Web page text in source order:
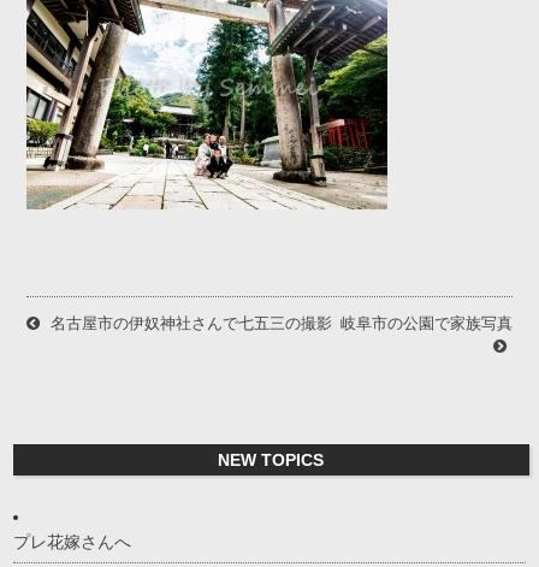
名古屋市の伊奴神社さんで七五三の撮影 岐阜市の公園で家族写真
NEW TOPICS
プレ花嫁さんへ